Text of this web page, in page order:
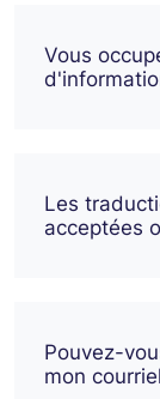
Vous
Les
acceptées
Pouvez-
mon